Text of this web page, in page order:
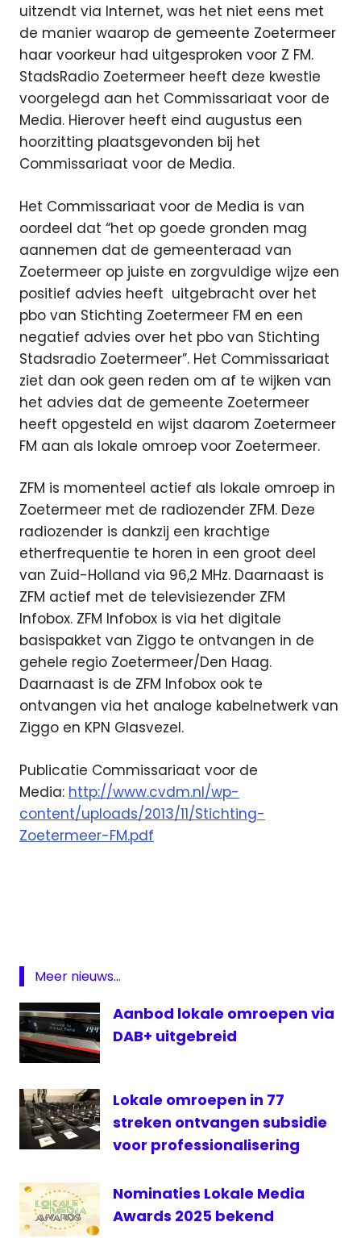
uitzendt via Internet, was het niet eens met
de manier waarop de gemeente Zoetermeer
haar voorkeur had uitgesproken voor Z FM.
StadsRadio Zoetermeer heeft deze kwestie
voorgelegd aan het Commissariaat voor de
Media. Hierover heeft eind augustus een
hoorzitting plaatsgevonden bij het
Commissariaat voor de Media.
Het Commissariaat voor de Media is van
oordeel dat “het op goede gronden mag
aannemen dat de gemeenteraad van
Zoetermeer op juiste en zorgvuldige wijze een
positief advies heeft uitgebracht over het
pbo van Stichting Zoetermeer FM en een
negatief advies over het pbo van Stichting
Stadsradio Zoetermeer”. Het Commissariaat
ziet dan ook geen reden om af te wijken van
het advies dat de gemeente Zoetermeer
heeft opgesteld en wijst daarom Zoetermeer
FM aan als lokale omroep voor Zoetermeer.
ZFM is momenteel actief als lokale omroep in
Zoetermeer met de radiozender ZFM. Deze
radiozender is dankzij een krachtige
etherfrequentie te horen in een groot deel
van Zuid-Holland via 96,2 MHz. Daarnaast is
ZFM actief met de televisiezender ZFM
Infobox. ZFM Infobox is via het digitale
basispakket van Ziggo te ontvangen in de
gehele regio Zoetermeer/Den Haag.
Daarnaast is de ZFM Infobox ook te
ontvangen via het analoge kabelnetwerk van
Ziggo en KPN Glasvezel.
Publicatie Commissariaat voor de
Media: http://www.cvdm.nl/wp-
content/uploads/2013/11/Stichting-
Zoetermeer-FM.pdf
OLON
Nederland
Stads Radio
Zoetermeer
zoetermeer
fm
Meer nieuws...
Aanbod lokale omroepen via
DAB+ uitgebreid
Lokale omroepen in 77
streken ontvangen subsidie
voor professionalisering
Nominaties Lokale Media
Awards 2025 bekend